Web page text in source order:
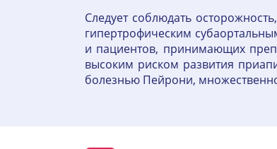
Следует соблюдать
гипертрофическим
и пациентов, принимающих
высоким риском развития
болезнью Пейрони,